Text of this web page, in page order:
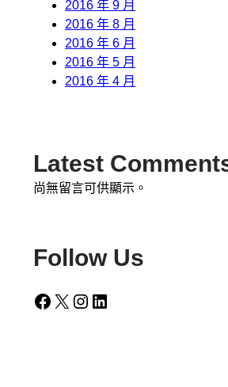
2016 年 9 月
2016 年 8 月
2016 年 6 月
2016 年 5 月
2016 年 4 月
Latest
尚無留言可供顯示。
Follow Us
Facebook X Instagram LinkedIn